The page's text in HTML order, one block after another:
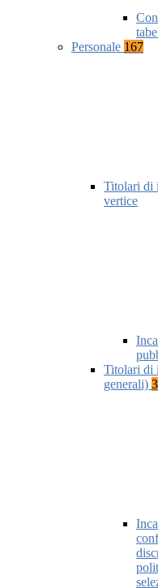
Personale 167
Titolari di
vertice
Titolari di
generali) 3